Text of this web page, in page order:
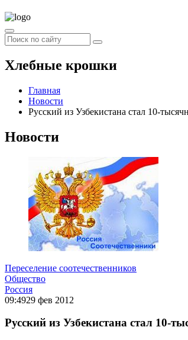
Хлебные крошки
Главная
Новости
Русский из Узбекистана стал 10-
Новости
Переселение соотечественников
Общество
Россия
09:4929 фев 2012
Русский из Узбекистана стал 10-